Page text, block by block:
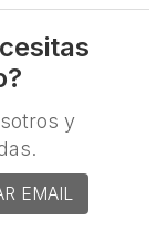
y
EMAIL